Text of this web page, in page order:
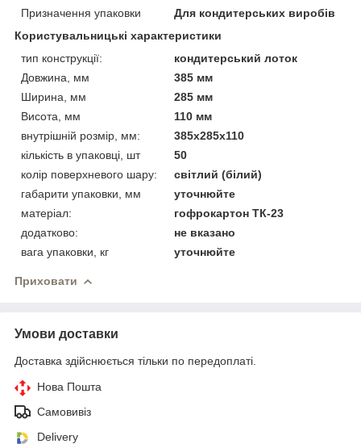
Призначення упаковки
Для кондитерських виробів
Користувальницькі характеристики
тип конструкції:
кондитерський лоток
Довжина, мм
385 мм
Ширина, мм
285 мм
Висота, мм
110 мм
внутрішній розмір, мм:
385х285х110
кількість в упаковці, шт
50
колір поверхневого шару:
світлий (білий)
габарити упаковки, мм
уточнюйте
матеріал:
гофрокартон ТК-23
додатково:
не вказано
вага упаковки, кг
уточнюйте
Приховати
Умови доставки
Доставка здійснюється тільки по передоплаті.
Нова Пошта
Самовивіз
Delivery